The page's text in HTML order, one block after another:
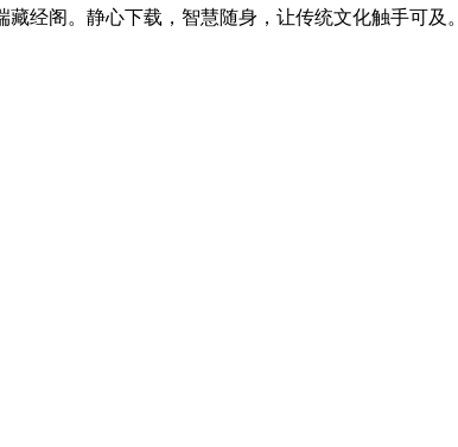
经阁。静心下载，智慧随身，让传统文化触手可及。